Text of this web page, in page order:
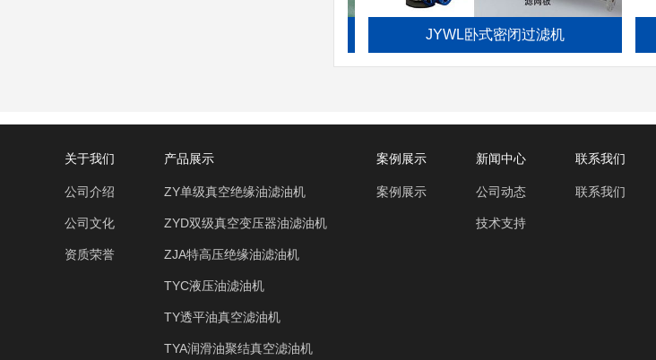
JYWL卧式密闭过滤机
关于我们
公司介绍
公司文化
资质荣誉
产品展示
ZY单级真空绝缘油滤油机
ZYD双级真空变压器油滤油机
ZJA特高压绝缘油滤油机
TYC液压油滤油机
TY透平油真空滤油机
TYA润滑油聚结真空滤油机
案例展示
案例展示
新闻中心
公司动态
技术支持
联系我们
联系我们